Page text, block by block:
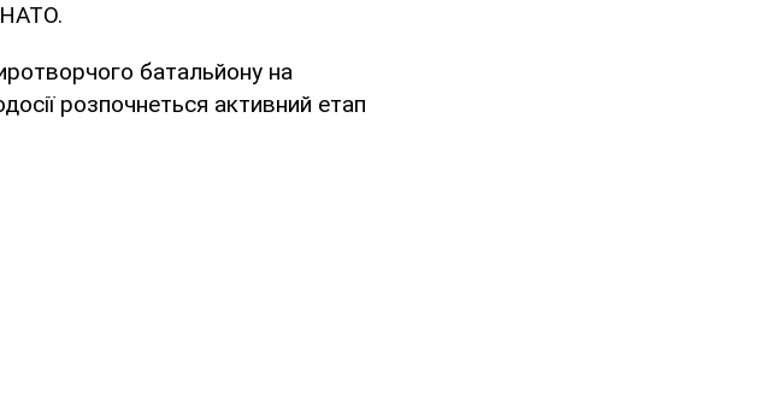
НАТО.
батальйону на
розпочнеться активний етап